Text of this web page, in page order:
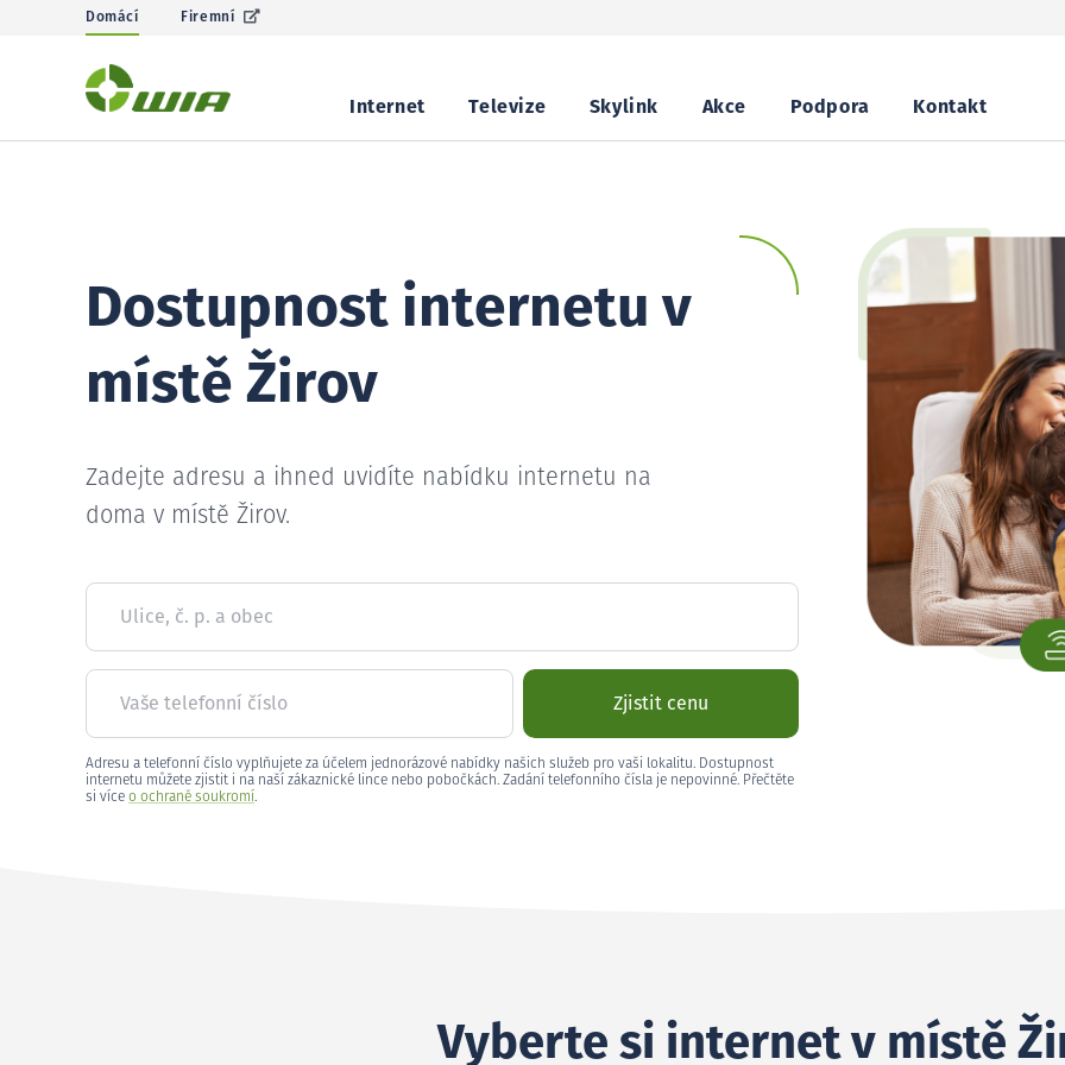
Domácí Firemní
Internet Televize Skylink Akce Podpora Kontakt
Dostupnost internetu v
místě Žirov
Zadejte adresu a ihned uvidíte nabídku internetu na
doma v místě Žirov.
Ulice, č. p. a obec
Vaše telefonní číslo Zjistit cenu
Adresu a telefonní číslo vyplňujete za účelem jednorázové nabídky našich služeb pro vaši lokalitu. Dostupnost
internetu můžete zjistit i na naší zákaznické lince nebo pobočkách. Zadání telefonního čísla je nepovinné. Přečtěte
si více o ochraně soukromí.
Vyberte si internet v místě